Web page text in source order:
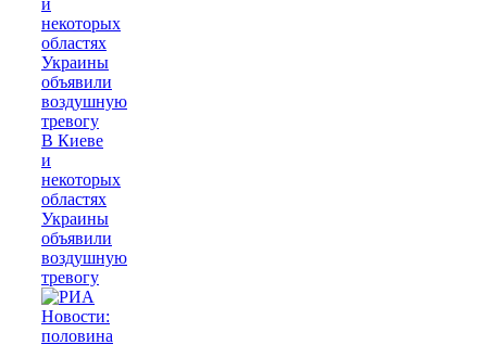
В Киеве
и
некоторых
областях
Украины
объявили
воздушную
тревогу